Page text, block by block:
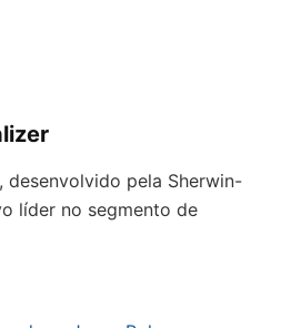
desenvolvido pela Sherwin-
líder no segmento de